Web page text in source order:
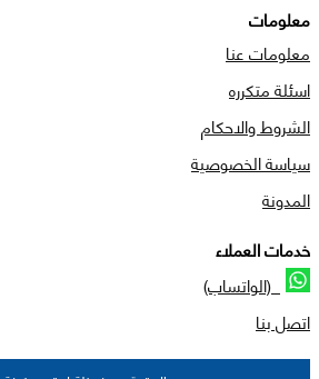
معلومات
معلومات عنا
اسئلة متكرره
الشروط والاحكام
سياسة الخصوصية
المدونة
خدمات العملاء
(الواتساب)
اتصل بنا